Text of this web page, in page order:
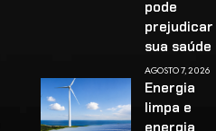
pode
prejudicar
sua
AGOSTO 7, 2026
Energia
limpa e